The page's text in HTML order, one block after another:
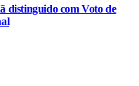
distinguido com Voto de